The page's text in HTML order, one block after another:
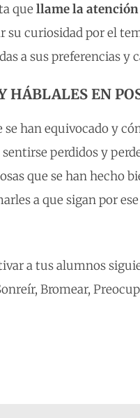
que llame la atención
su curiosidad por el
a sus preferencias y
HÁBLALES EN
han equivocado y
perdidos y
que se han hecho
a que sigan por
a tus alumnos
Bromear,